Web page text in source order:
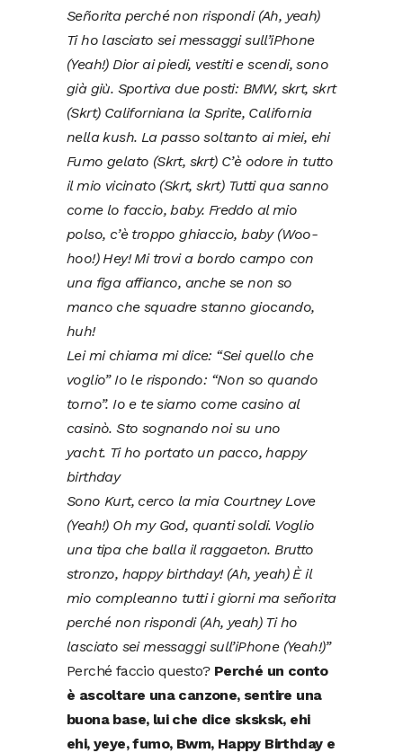
Señorita perché non rispondi (Ah, yeah)
Ti ho lasciato sei messaggi sull’iPhone
(Yeah!) Dior ai piedi, vestiti e scendi, sono
già giù. Sportiva due posti: BMW, skrt, skrt
(Skrt) Californiana la Sprite, California
nella kush. La passo soltanto ai miei, ehi
Fumo gelato (Skrt, skrt) C’è odore in tutto
il mio vicinato (Skrt, skrt) Tutti qua sanno
come lo faccio, baby. Freddo al mio
polso, c’è troppo ghiaccio, baby (Woo-
hoo!) Hey! Mi trovi a bordo campo con
una figa affianco, anche se non so
manco che squadre stanno giocando,
huh!
Lei mi chiama mi dice: “Sei quello che
voglio” Io le rispondo: “Non so quando
torno”. Io e te siamo come casino al
casinò. Sto sognando noi su uno
yacht. Ti ho portato un pacco, happy
birthday
Sono Kurt, cerco la mia Courtney Love
(Yeah!) Oh my God, quanti soldi. Voglio
una tipa che balla il raggaeton. Brutto
stronzo, happy birthday! (Ah, yeah) È il
mio compleanno tutti i giorni ma señorita
perché non rispondi (Ah, yeah) Ti ho
lasciato sei messaggi sull’iPhone (Yeah!)”
Perché faccio questo? Perché un conto
è ascoltare una canzone, sentire una
buona base, lui che dice sksksk, ehi
ehi, yeye, fumo, Bwm, Happy Birthday e